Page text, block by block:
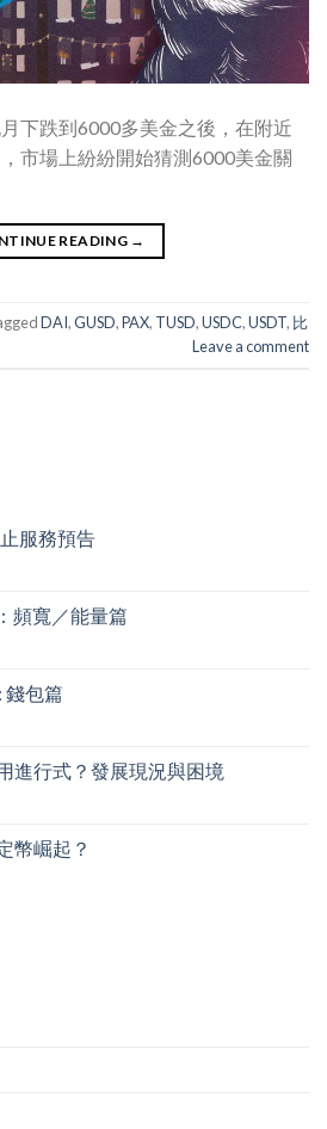
下跌到6000多美金之後，在附近
市場上紛紛開始猜測6000美金關
READING →
DAI,GUSD,PAX, TUSD,USDC,USDT, 比
Leave a comment
服務預告
頻寬／能量篇
錢包篇
進行式？發展現況與困境
幣崛起？